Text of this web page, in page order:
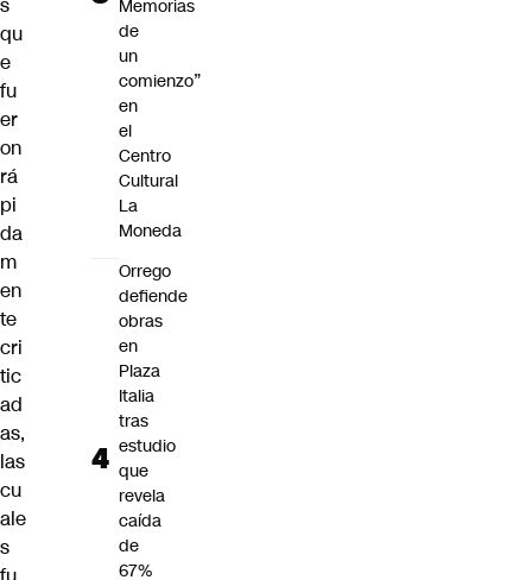
qu
e
fu
er
on
rá
pi
da
m
en
te
cri
tic
ad
as,
las
cu
ale
s
Memorias
de
un
comienzo”
en
el
Centro
Cultural
La
Moneda
Orrego
defiende
obras
en
Plaza
Italia
tras
estudio
que
revela
caída
de
67%